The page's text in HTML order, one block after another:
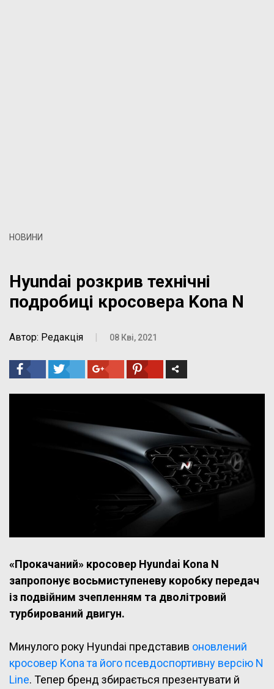
НОВИНИ
Hyundai розкрив технічні
подробиці кросовера Kona N
Автор: Редакція | 08 Кві, 2021
«Прокачаний» кросовер Hyundai Kona N
запропонує восьмиступеневу коробку передач
із подвійним зчепленням та дволітровий
турбирований двигун.
Минулого року Hyundai представив оновлений
кросовер Kona та його псевдоспортивну версію N
Line. Тепер бренд збирається презентувати й